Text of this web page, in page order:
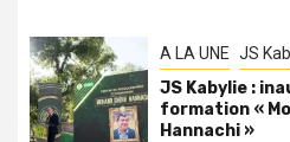
A LA UNE JS
JS Kabylie :
formation «
Hannachi »